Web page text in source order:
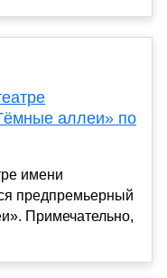
аллеи» по
имени
предпремьерный
Примечательно,